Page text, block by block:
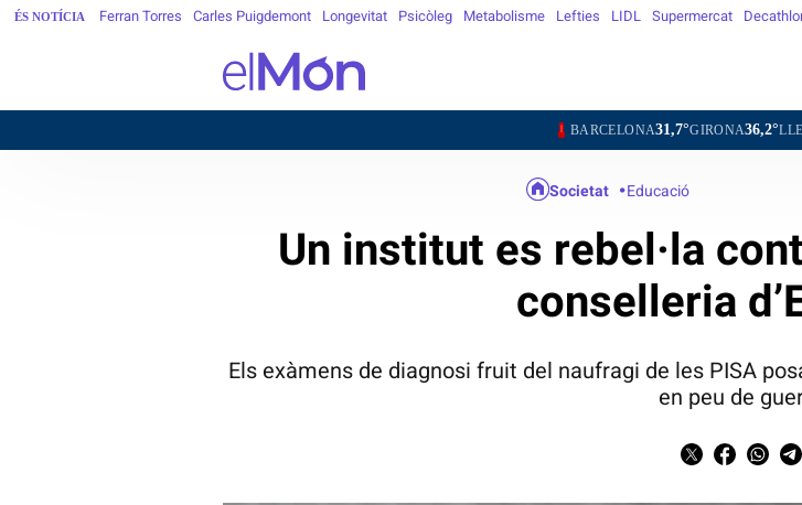
ÉS NOTÍCIA Ferran Torres Carles Puigdemont Longevitat Psicòleg Metabolisme Lefties LIDL Supermercat
31,7°GIRONA36,2°LLEIDA37,5°
Societat Educació
Un institut es rebel·la
conselleria
Els exàmens de diagnosi fruit del naufragi de les PISA
en peu de